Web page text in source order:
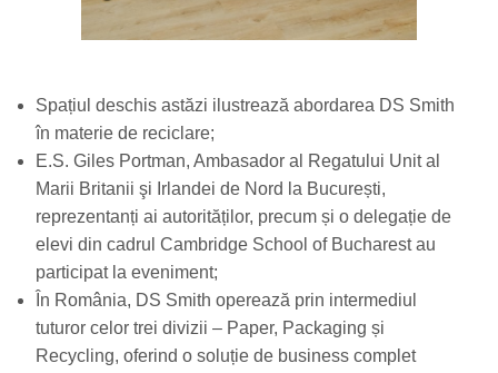
Spațiul deschis astăzi ilustrează abordarea DS Smith
în materie de reciclare;
E.S. Giles Portman, Ambasador al Regatului Unit al
Marii Britanii şi Irlandei de Nord la București,
reprezentanți ai autorităților, precum și o delegație de
elevi din cadrul Cambridge School of Bucharest au
participat la eveniment;
În România, DS Smith operează prin intermediul
tuturor celor trei divizii – Paper, Packaging și
Recycling, oferind o soluție de business complet